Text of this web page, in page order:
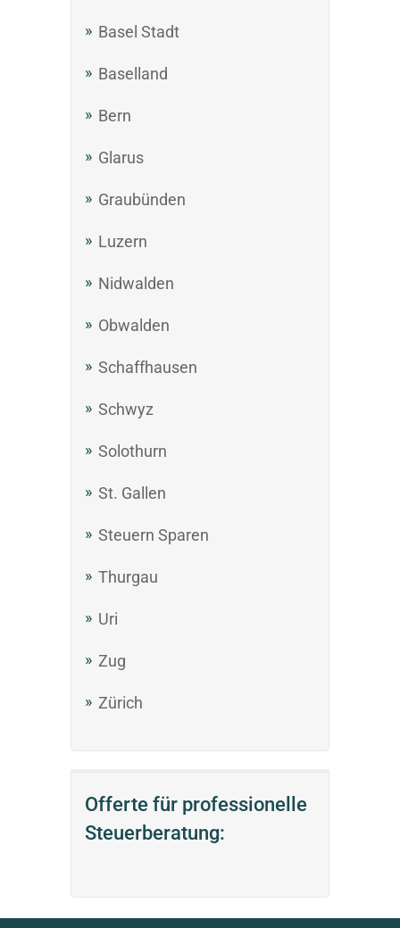
Basel Stadt
Baselland
Bern
Glarus
Graubünden
Luzern
Nidwalden
Obwalden
Schaffhausen
Schwyz
Solothurn
St. Gallen
Steuern Sparen
Thurgau
Uri
Zug
Zürich
Offerte für professionelle
Steuerberatung: